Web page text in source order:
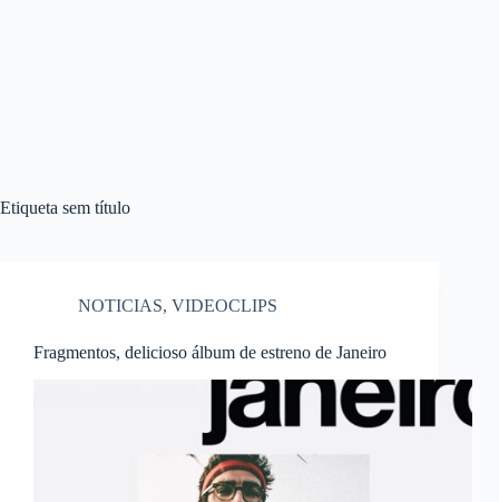
Etiqueta sem título
NOTICIAS, VIDEOCLIPS
Fragmentos, delicioso álbum de estreno de Janeiro